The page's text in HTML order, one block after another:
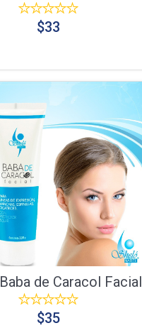
$33
de Caracol Facial
$35